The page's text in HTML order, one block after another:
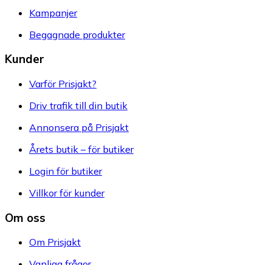
Kampanjer
Begagnade produkter
Kunder
Varför Prisjakt?
Driv trafik till din butik
Annonsera på Prisjakt
Årets butik – för butiker
Login för butiker
Villkor för kunder
Om oss
Om Prisjakt